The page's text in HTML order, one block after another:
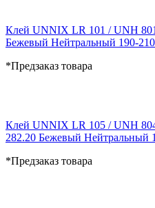
Клей UNNIX LR 101 / UNH
Бежевый Нейтральный 190-
*Предзаказ товара
Клей UNNIX LR 105 / UNH
282.20 Бежевый Нейтральный
*Предзаказ товара